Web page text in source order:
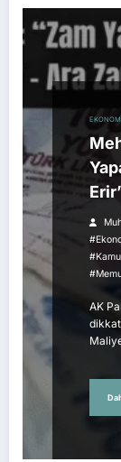
EKONOMI
AK